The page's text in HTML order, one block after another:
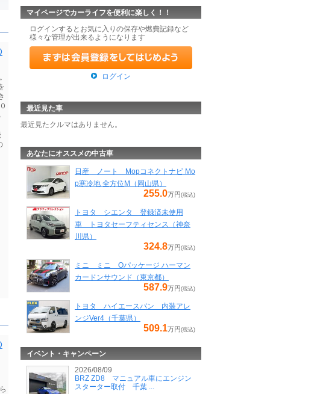
マイページでカーライフを便利に楽しく！！
ログインするとお気に入りの保存や燃費記録など
様々な管理が出来るようになります
ログイン
最近見た車
最近見たクルマはありません。
あなたにオススメの中古車
日産 ノート Mopコネクトナビ Mo
p寒冷地 全方位M（岡山県）
255.0万円(税込)
トヨタ シエンタ 登録済未使用
車 トヨタセーフティセンス（神奈
川県）
324.8万円(税込)
ミニ ミニ Oパッケージ ハーマン
カードンサウンド（東京都）
587.9万円(税込)
トヨタ ハイエースバン 内装アレ
ンジVer4（千葉県）
509.1万円(税込)
イベント・キャンペーン
2026/08/09
BRZ ZD8 マニュアル車にエンジン
スターター取付 千葉 ...